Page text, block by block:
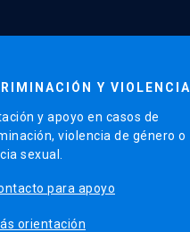
Y VIOLENCIA
y apoyo en casos de
violencia de género o
sexual.
para apoyo
orientación